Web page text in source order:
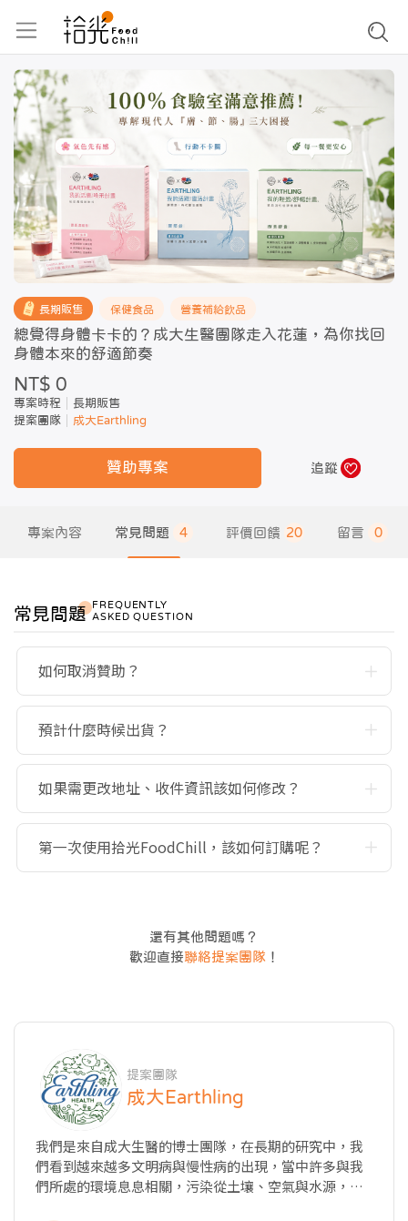
追蹤
長期販售 保健食品 營養補給飲品
總覺得身體卡卡的？成大生醫團隊走入花蓮，為你找回
身體本來的舒適節奏
NT$ 0
專案時程
長期販售
提案團隊
成大Earthling
贊助專案
專案內容 常見問題 4 評價回饋 20 留言 0
常見問題FREQUENTLY
ASKED QUESTION
如何取消贊助？
預計什麼時候出貨？
如果需更改地址、收件資訊該如何修改？
第一次使用拾光FoodChill，該如何訂購呢？
還有其他問題嗎？
歡迎直接聯絡提案團隊 ！
提案團隊
成大Earthling
我們是來自成大生醫的博士團隊，在長期的研究中，我
們看到越來越多文明病與慢性病的出現，當中許多與我
們所處的環境息息相關，污染從土壤、空氣與水源，最